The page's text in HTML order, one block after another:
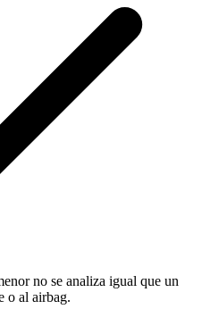
no se analiza igual que un
o al airbag.